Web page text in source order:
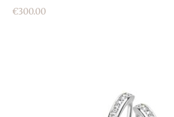
€300.00